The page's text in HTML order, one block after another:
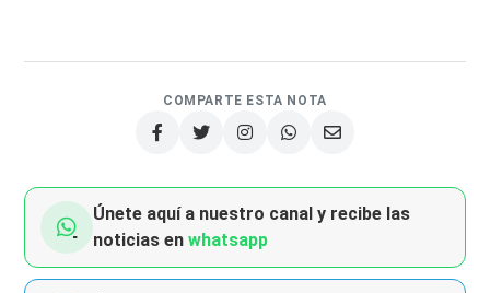
COMPARTE ESTA NOTA
Únete aquí a nuestro canal y recibe las
noticias enwhatsapp